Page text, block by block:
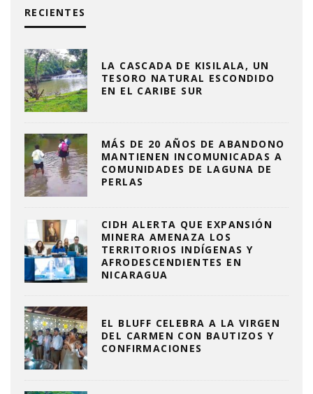
RECIENTES
LA CASCADA DE KISILALA, UN
TESORO NATURAL ESCONDIDO
EN EL CARIBE SUR
MÁS DE 20 AÑOS DE ABANDONO
MANTIENEN INCOMUNICADAS A
COMUNIDADES DE LAGUNA DE
PERLAS
CIDH ALERTA QUE EXPANSIÓN
MINERA AMENAZA LOS
TERRITORIOS INDÍGENAS Y
AFRODESCENDIENTES EN
NICARAGUA
EL BLUFF CELEBRA A LA VIRGEN
DEL CARMEN CON BAUTIZOS Y
CONFIRMACIONES